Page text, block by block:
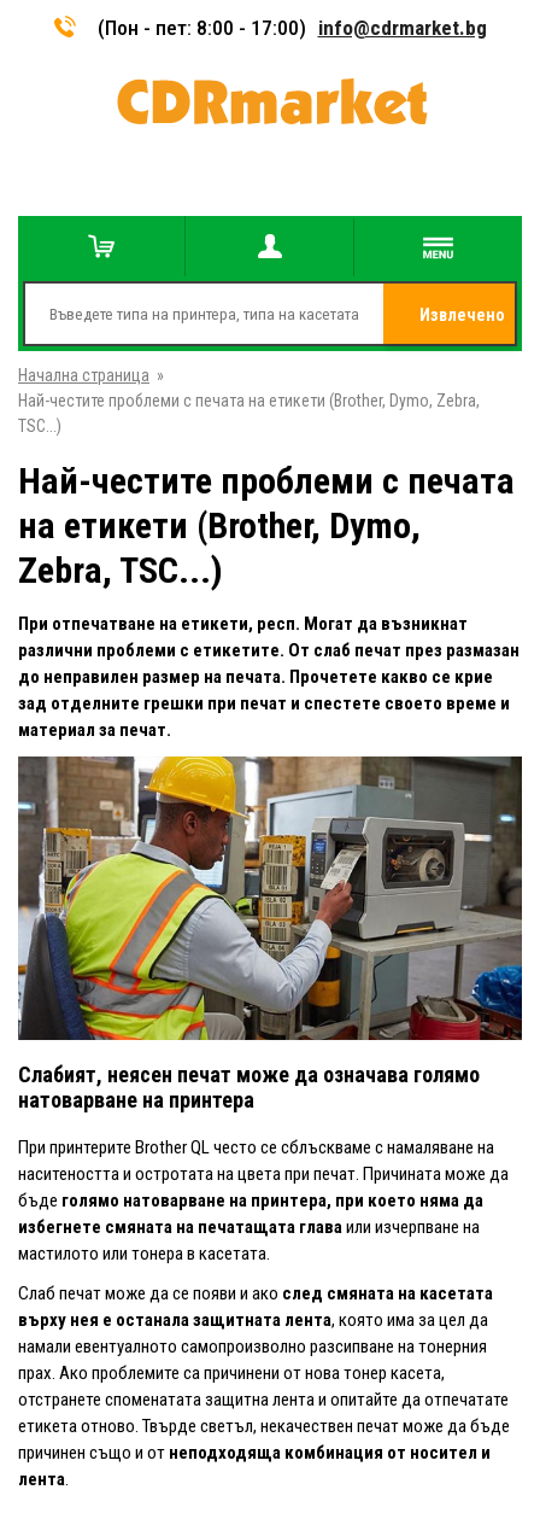
(Пон - пет: 8:00 - 17:00) info@cdrmarket.bg
Извлечено
Начална страница »
Най-честите проблеми с печата на етикети (Brother, Dymo, Zebra,
TSC...)
Най-честите проблеми с печата
на етикети (Brother, Dymo,
Zebra, TSC...)
При отпечатване на етикети, респ. Могат да възникнат
различни проблеми с етикетите. От слаб печат през размазан
до неправилен размер на печата. Прочетете какво се крие
зад отделните грешки при печат и спестете своето време и
материал за печат.
Слабият, неясен печат може да означава голямо
натоварване на принтера
При принтерите Brother QL често се сблъскваме с намаляване на
наситеността и остротата на цвета при печат. Причината може да
бъде голямо натоварване на принтера, при което няма да
избегнете смяната на печатащата главаили изчерпване на
мастилото или тонера в касетата.
Слаб печат може да се появи и ако след смяната на касетата
върху нея е останала защитната лента, която има за цел да
намали евентуалното самопроизволно разсипване на тонерния
прах. Ако проблемите са причинени от нова тонер касета,
отстранете споменатата защитна лента и опитайте да отпечатате
етикета отново. Твърде светъл, некачествен печат може да бъде
причинен също и от неподходяща комбинация от носител и
лента.